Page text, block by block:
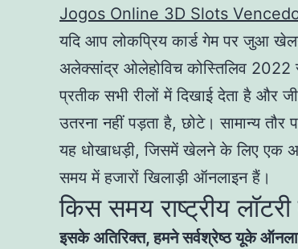
Jogos Online 3D Slots
यदि आप लोकप्रिय कार्ड गेम पर जुआ
अलेक्सांद्र ओलेहोविच कोस्तिलिव
प्रतीक सभी रीलों में दिखाई देता है और
उतरना नहीं पड़ता है, छोटे। सामान्य
यह धोखाधड़ी, जिसमें खेलने के लिए एक
समय में हजारों खिलाड़ी ऑनलाइन हैं।
किस समय राष्ट्रीय
इसके अतिरिक्त, हमने सर्वश्रेष्ठ यूके